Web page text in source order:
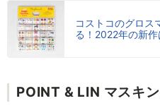
コストコのグロス
る！2022年の新
POINT & LIN マスキ